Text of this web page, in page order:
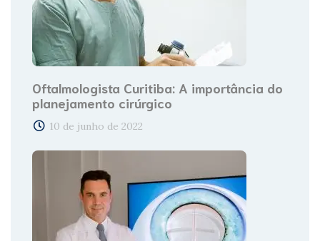
Oftalmologista Curitiba: A importância do
planejamento cirúrgico
10 de junho de 2022